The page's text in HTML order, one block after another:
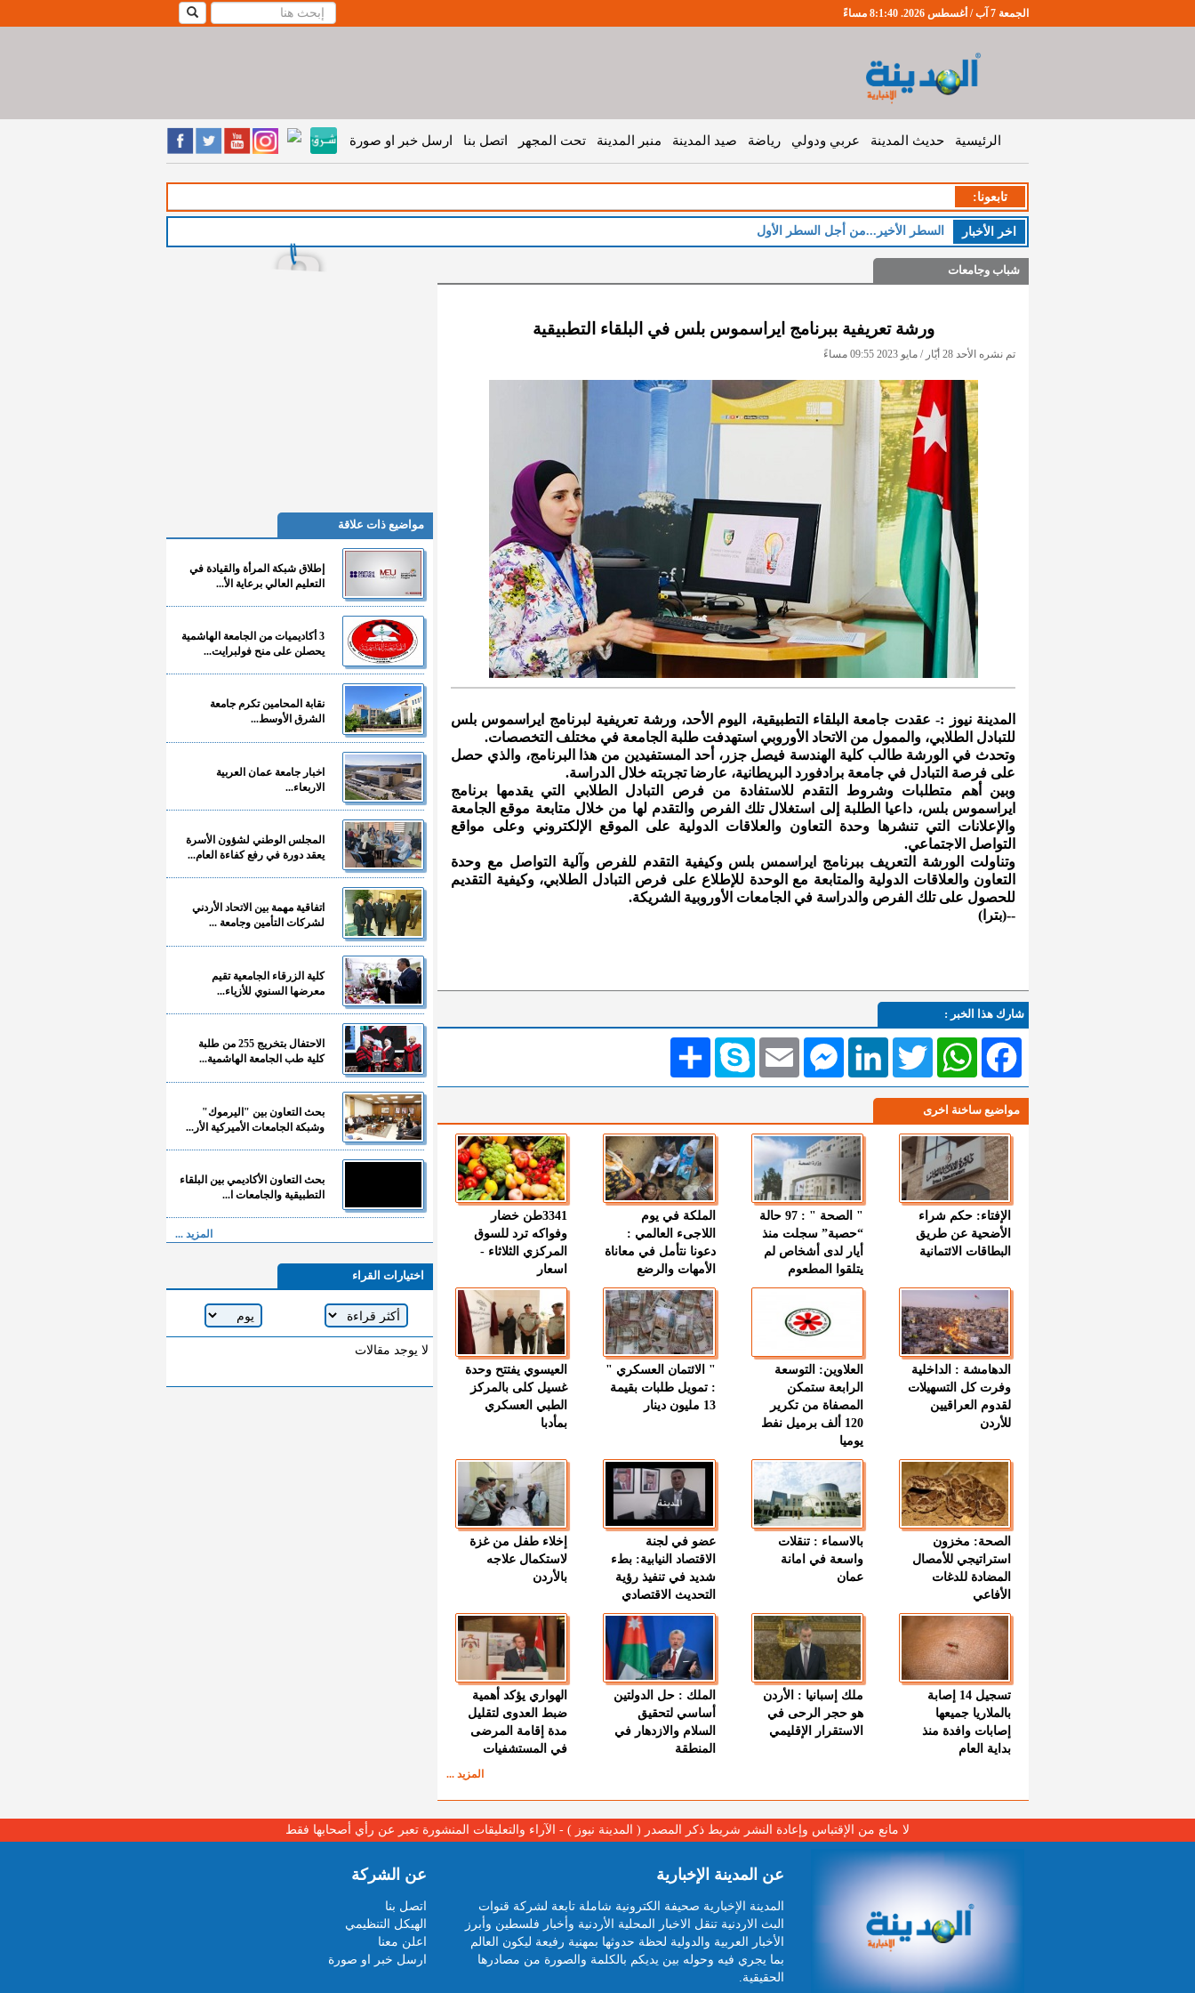
الجمعة 7 آب / أغسطس 2026. 8:1:41 مساءً
الرئيسية حديث المدينة عربي ودولي رياضة صيد المدينة منبر المدينة تحت المجهر اتصل بنا ارسل خبر او صورة
تابعونا:
اخر اﻷخبار السطر الأخير...من أجل السطر الأول
شباب وجامعات
ورشة تعريفية ببرنامج ايراسموس بلس في البلقاء التطبيقية
تم نشره الأحد 28 أيّار / مايو 2023 09:55 مساءً
المدينة نيوز :- عقدت جامعة البلقاء التطبيقية، اليوم الأحد، ورشة تعريفية لبرنامج ايراسموس بلس
للتبادل الطلابي، والممول من الاتحاد الأوروبي استهدفت طلبة الجامعة في مختلف التخصصات.
وتحدث في الورشة طالب كلية الهندسة فيصل جزر، أحد المستفيدين من هذا البرنامج، والذي حصل
على فرصة التبادل في جامعة برادفورد البريطانية، عارضا تجربته خلال الدراسة.
وبين أهم متطلبات وشروط التقدم للاستفادة من فرص التبادل الطلابي التي يقدمها برنامج
ايراسموس بلس، داعيا الطلبة إلى استغلال تلك الفرص والتقدم لها من خلال متابعة موقع الجامعة
والإعلانات التي تنشرها وحدة التعاون والعلاقات الدولية على الموقع الإلكتروني وعلى مواقع
التواصل الاجتماعي.
وتناولت الورشة التعريف ببرنامج ايراسمس بلس وكيفية التقدم للفرص وآلية التواصل مع وحدة
التعاون والعلاقات الدولية والمتابعة مع الوحدة للإطلاع على فرص التبادل الطلابي، وكيفية التقديم
للحصول على تلك الفرص والدراسة في الجامعات الأوروبية الشريكة.
--(بترا)
شارك هذا الخبر :
انشر Skype EmailMessengerLinkedIn TwitterWhatsAppFacebook
مواضيع ساخنة اخرى
الإفتاء: حكم شراء
الأضحية عن طريق
البطاقات الائتمانية
" الصحة " : 97 حالة
“حصبة” سجلت منذ
أيار لدى أشخاص لم
يتلقوا المطعوم
الملكة في يوم
اللاجىء العالمي :
دعونا نتأمل في معاناة
الأمهات والرضع
3341طن خضار
وفواكه ترد للسوق
المركزي الثلاثاء -
اسعار
الدهامشة : الداخلية
وفرت كل التسهيلات
لقدوم العراقيين
للأردن
العلاوين: التوسعة
الرابعة ستمكن
المصفاة من تكرير
120 ألف برميل نفط
يوميا
" الائتمان العسكري "
: تمويل طلبات بقيمة
13 مليون دينار
العيسوي يفتتح وحدة
غسيل كلى بالمركز
الطبي العسكري
بمأدبا
الصحة: مخزون
استراتيجي للأمصال
المضادة للدغات
الأفاعي
بالاسماء : تنقلات
واسعة في امانة
عمان
عضو في لجنة
الاقتصاد النيابية: بطء
شديد في تنفيذ رؤية
التحديث الاقتصادي
إخلاء طفل من غزة
لاستكمال علاجه
بالأردن
تسجيل 14 إصابة
بالملاريا جميعها
إصابات وافدة منذ
بداية العام
ملك إسبانيا : الأردن
هو حجر الرحى في
الاستقرار الإقليمي
الملك : حل الدولتين
أساسي لتحقيق
السلام والازدهار في
المنطقة
الهواري يؤكد أهمية
ضبط العدوى لتقليل
مدة إقامة المرضى
في المستشفيات
المزيد ...
مواضيع ذات علاقة
إطلاق شبكة المرأة والقيادة في
التعليم العالي برعاية الأ...
3 أكاديميات من الجامعة الهاشمية
يحصلن على منح فولبرايت...
نقابة المحامين تكرم جامعة
الشرق الأوسط...
اخبار جامعة عمان العربية
الاربعاء...
المجلس الوطني لشؤون الأسرة
يعقد دورة في رفع كفاءة العام...
اتفاقية مهمة بين الاتحاد الأردني
لشركات التأمين وجامعة ...
كلية الزرقاء الجامعية تقيم
معرضها السنوي للأزياء...
الاحتفال بتخريج 255 من طلبة
كلية طب الجامعة الهاشمية...
بحث التعاون بين "اليرموك"
وشبكة الجامعات الأميركية الأر...
بحث التعاون الأكاديمي بين البلقاء
التطبيقية والجامعات ا...
المزيد ...
اختيارات القراء
لا يوجد مقالات
لا مانع من الإقتباس وإعادة النشر شريط ذكر المصدر ( المدينة نيوز ) - الآراء والتعليقات المنشورة تعبر عن رأي أصحابها فقط
عن المدينة الإخبارية
المدينة الإخبارية صحيفة الكترونية شاملة تابعة لشركة قنوات
البث الاردنية تنقل الاخبار المحلية الأردنية وأخبار فلسطين وأبرز
الأخبار العربية والدولية لحظة حدوثها بمهنية رفيعة ليكون العالم
بما يجري فيه وحوله بين يديكم بالكلمة والصورة من مصادرها
الحقيقية.
عن الشركة
اتصل بنا
الهيكل التنظيمي
اعلن معنا
ارسل خبر او صورة